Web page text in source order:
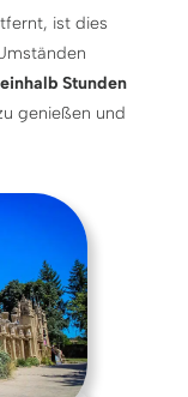
ist dies
Stunden
genießen und